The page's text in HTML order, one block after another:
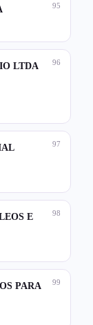
95
96
LTDA
97
98
E
99
PARA